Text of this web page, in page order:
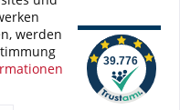
werden